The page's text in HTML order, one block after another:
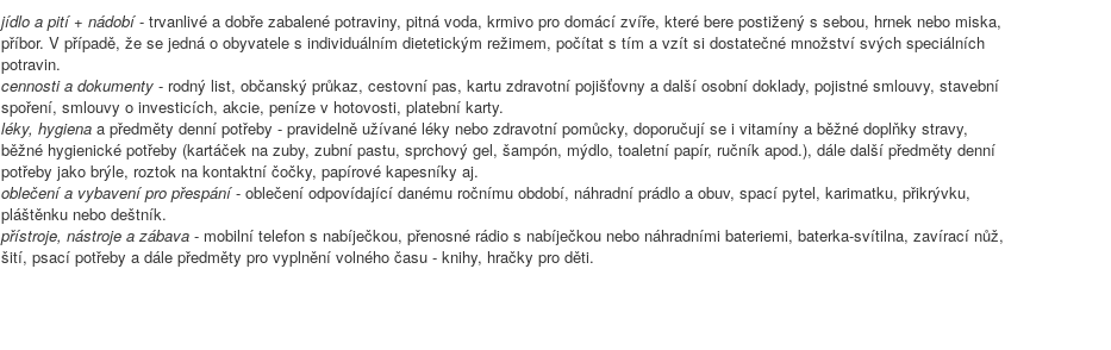
jídlo a pití + nádobí- trvanlivé a dobře zabalené potraviny, pitná voda, krmivo pro domácí zvíře, které bere postižený s sebou, hrnek nebo miska,
příbor. V případě, že se jedná o obyvatele s individuálním dietetickým režimem, počítat s tím a vzít si dostatečné množství svých speciálních
potravin.
cennosti a dokumenty - rodný list, občanský průkaz, cestovní pas, kartu zdravotní pojišťovny a další osobní doklady, pojistné smlouvy, stavební
spoření, smlouvy o investicích, akcie, peníze v hotovosti, platební karty.
léky, hygiena a předměty denní potřeby - pravidelně užívané léky nebo zdravotní pomůcky, doporučují se i vitamíny a běžné doplňky stravy,
běžné hygienické potřeby (kartáček na zuby, zubní pastu, sprchový gel, šampón, mýdlo, toaletní papír, ručník apod.), dále další předměty denní
potřeby jako brýle, roztok na kontaktní čočky, papírové kapesníky aj.
oblečení a vybavení pro přespání- oblečení odpovídající danému ročnímu období, náhradní prádlo a obuv, spací pytel, karimatku, přikrývku,
pláštěnku nebo deštník.
přístroje, nástroje a zábava - mobilní telefon s nabíječkou, přenosné rádio s nabíječkou nebo náhradními bateriemi, baterka-svítilna, zavírací nůž,
šití, psací potřeby a dále předměty pro vyplnění volného času - knihy, hračky pro děti.